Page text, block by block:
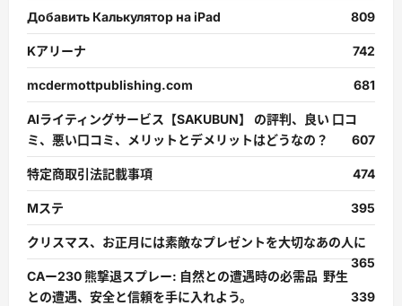
Добавить Калькулятор на iPad 809
Kアリーナ 742
mcdermottpublishing.com 681
AIライティングサービス【SAKUBUN】 の評判、良い 口コ
ミ、悪い口コミ、メリットとデメリットはどうなの？
607
特定商取引法記載事項 474
Mステ 395
クリスマス、お正月には素敵なプレゼントを大切なあの人に
365
CAー230 熊撃退スプレー: 自然との遭遇時の必需品 野生
との遭遇、安全と信頼を手に入れよう。
339